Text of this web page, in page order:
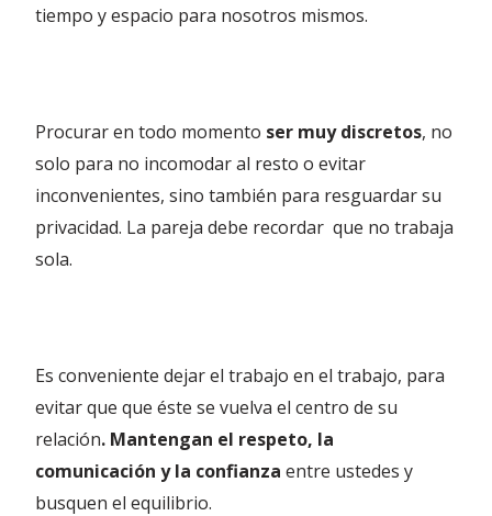
tiempo y espacio para nosotros mismos.
Procurar en todo momento ser muy discretos, no
solo para no incomodar al resto o evitar
inconvenientes, sino también para resguardar su
privacidad. La pareja debe recordar que no trabaja
sola.
Es conveniente dejar el trabajo en el trabajo, para
evitar que que éste se vuelva el centro de su
relación. Mantengan el respeto, la
comunicación y la confianza entre ustedes y
busquen el equilibrio.